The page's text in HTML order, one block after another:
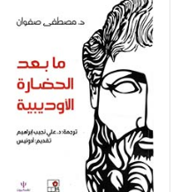
اكسسوارات
ملابس
مطرزات
حقائب
حلي
عناية
بالذات
القراءة
iKitab
حدود
نيل
وفرات
الشركة
سياسة
الشركة
حسابك
لائحة
الأمنيات